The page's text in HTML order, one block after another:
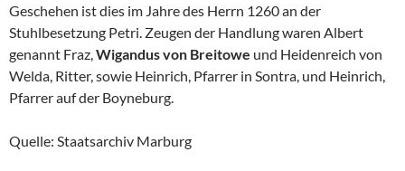
Geschehen ist dies im Jahre des Herrn 1260 an der
Stuhlbesetzung Petri. Zeugen der Handlung waren Albert
genannt Fraz, Wigandus von Breitowe und Heidenreich von
Welda, Ritter, sowie Heinrich, Pfarrer in Sontra, und Heinrich,
Pfarrer auf der Boyneburg.
Quelle: Staatsarchiv Marburg